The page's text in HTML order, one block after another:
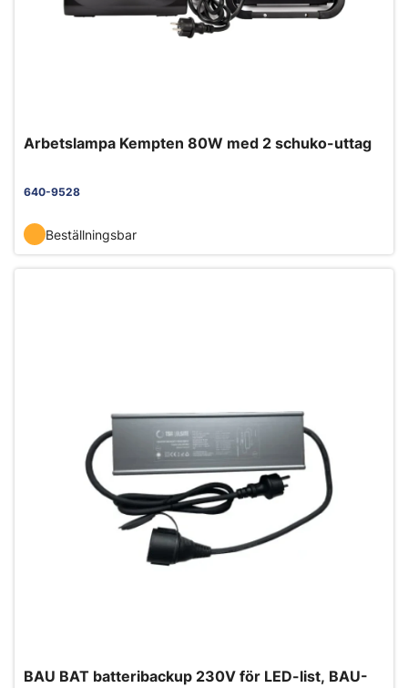
Arbetslampa Kempten 80W med 2 schuko-uttag
640-9528
Beställningsbar
BAU BAT batteribackup 230V för LED-list, BAU-